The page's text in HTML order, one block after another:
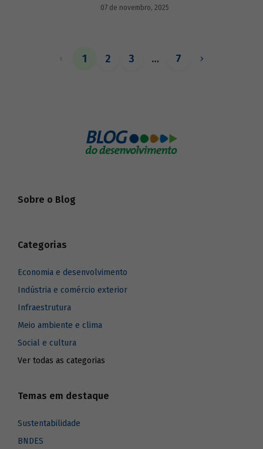
e, consequentemente, buscado novas
bancos de desenvolvimento, comparando
07 de novembro, 2025
1 2 3 … 7
Sobre o Blog
Categorias
Economia e desenvolvimento
Indústria e comércio exterior
Infraestrutura
Meio ambiente e clima
Social e cultura
Ver todas as categorias
Temas em destaque
Sustentabilidade
BNDES